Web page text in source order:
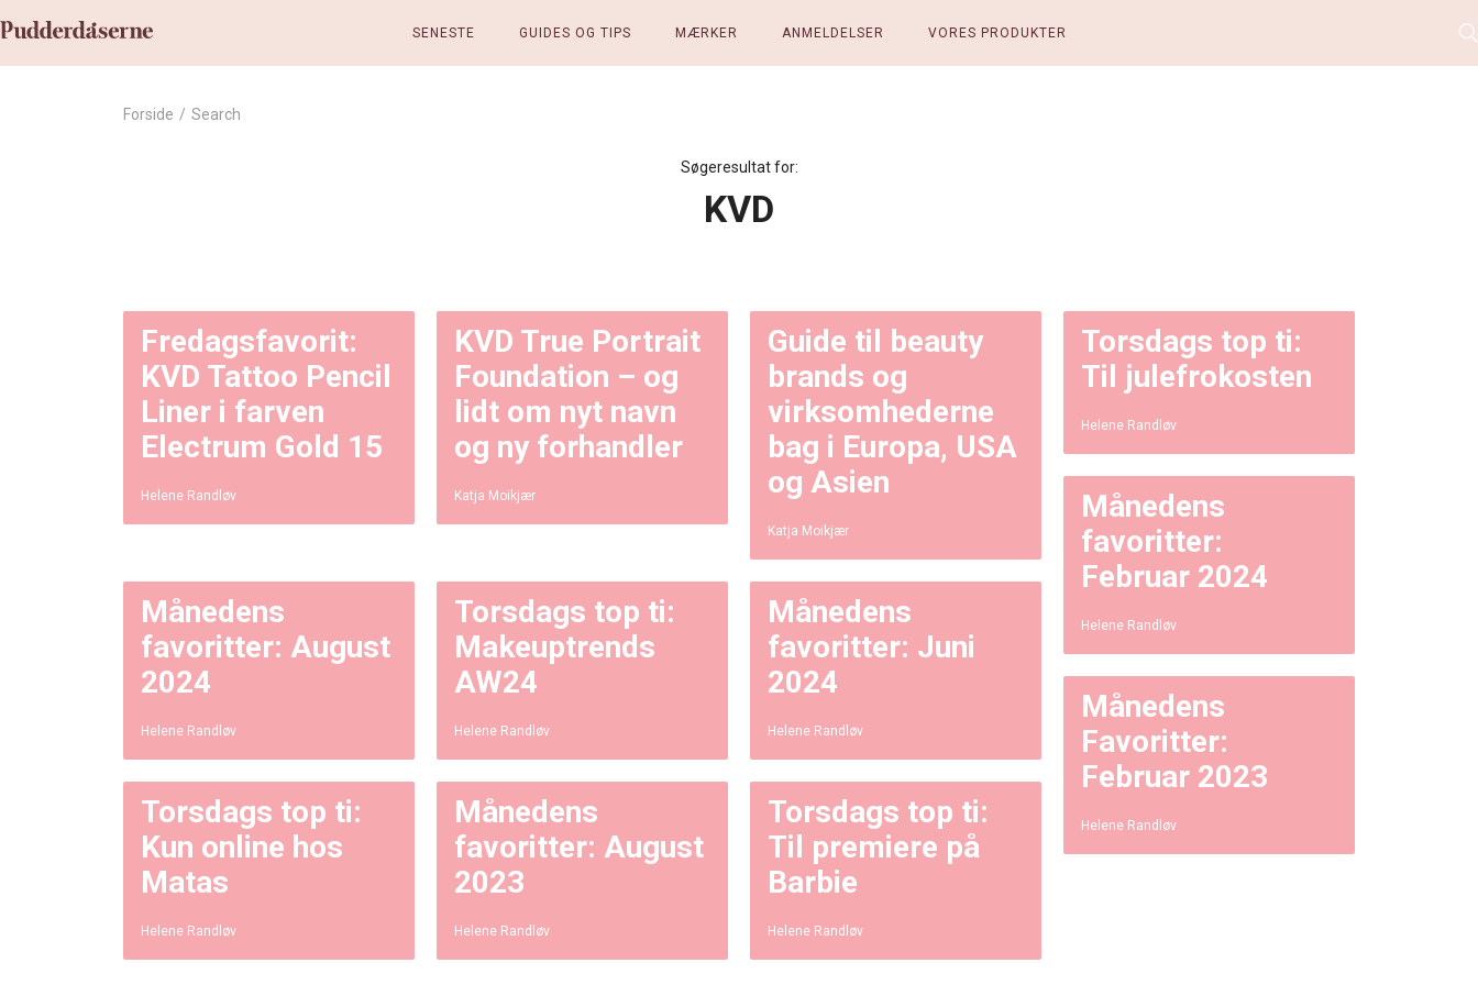
SENESTE GUIDES OG TIPS MÆRKER ANMELDELSER VORES PRODUKTER
Forside / Search
Søgeresultat for:
KVD
Fredagsfavorit:
KVD Tattoo Pencil
Liner i farven
Electrum Gold 15
Helene Randløv
KVD True Portrait
Foundation – og
lidt om nyt navn
og ny forhandler
Katja Moikjær
Guide til beauty
brands og
virksomhederne
bag i Europa, USA
og Asien
Katja Moikjær
Torsdags top ti:
Til julefrokosten
Helene Randløv
Månedens
favoritter: August
2024
Helene Randløv
Torsdags top ti:
Makeuptrends
AW24
Helene Randløv
Månedens
favoritter: Juni
2024
Helene Randløv
Månedens
favoritter:
Februar 2024
Helene Randløv
Torsdags top ti:
Kun online hos
Matas
Helene Randløv
Månedens
favoritter: August
2023
Helene Randløv
Torsdags top ti:
Til premiere på
Barbie
Helene Randløv
Månedens
Favoritter:
Februar 2023
Helene Randløv